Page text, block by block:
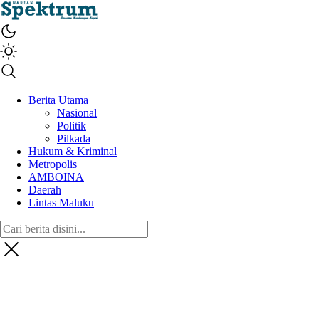
spektrumonline.com
Berita Utama
Nasional
Politik
Pilkada
Hukum & Kriminal
Metropolis
AMBOINA
Daerah
Lintas Maluku